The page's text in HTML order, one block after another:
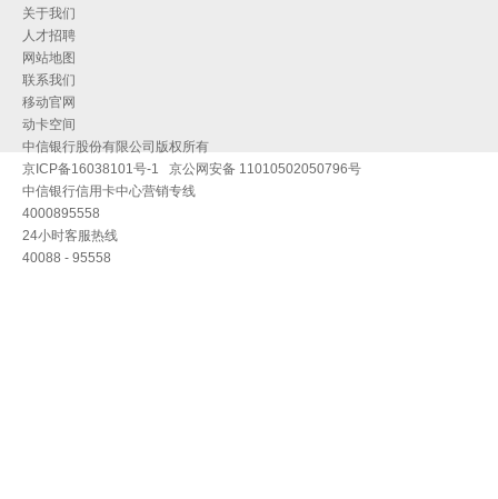
关于我们
人才招聘
网站地图
联系我们
移动官网
动卡空间
中信银行股份有限公司版权所有
京ICP备16038101号-1
京公网安备 11010502050796号
中信银行信用卡中心营销专线
4000895558
24小时客服热线
40088 - 95558